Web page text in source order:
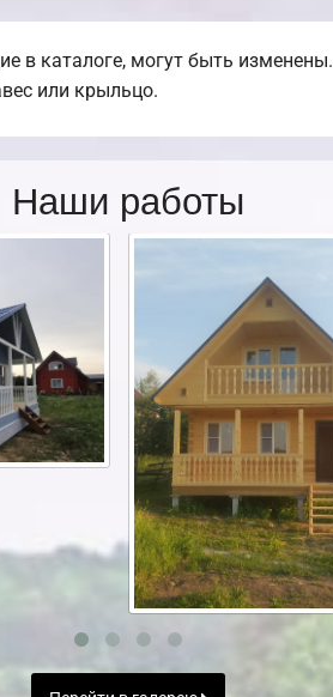
в каталоге, могут быть
или крыльцо.
Наши работы